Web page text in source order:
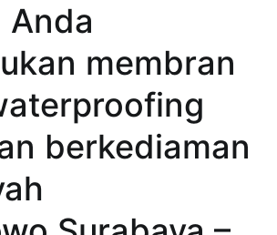
Anda
membran
berkediaman